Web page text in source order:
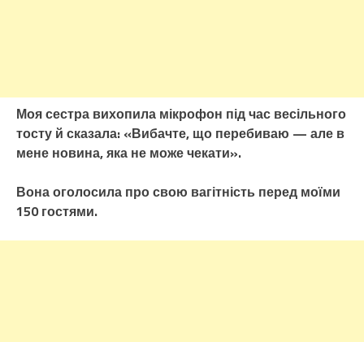
Моя сестра вихопила мікрофон під час весільного
тосту й сказала: «Вибачте, що перебиваю — але в
мене новина, яка не може чекати».
Вона оголосила про свою вагітність перед моїми
150 гостями.